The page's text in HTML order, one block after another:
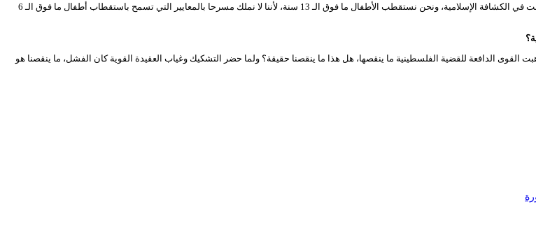
نعم، نحن نعمل بالتنسيق مع العديد من الجمعيات في مدينة بوسماعيل، يوجد بعض العناصر التي التحقت بنا كانت في الكشافة الإسلامية، ونحن نستقطب الأطفال ما فوق الـ 13 سنة، لأننا لا نملك مسرحا بالمعايير التي تسمح باستقطاب أطفال ما فوق الـ 6
الدافعة للقضية الفلسطينية ما ينقصها، هل هذا ما ينقصنا حقيقة؟ ولما حضر التشكيك وغياب العقيدة القوية كان الفشل، ما ينقصنا هو